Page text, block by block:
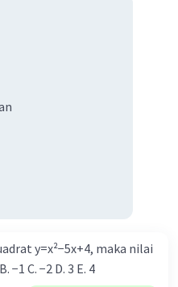
y=x²−5x+4, maka nilai
−1 C. −2 D. 3 E. 4